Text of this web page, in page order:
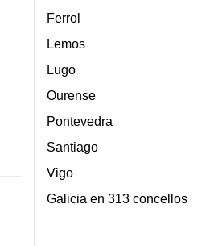
Ferrol
Lemos
Lugo
Ourense
Pontevedra
Santiago
Vigo
Galicia en 313 concellos